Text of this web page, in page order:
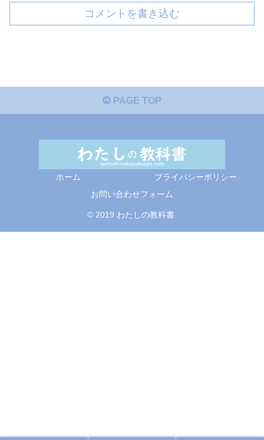
コメントを書き込む
PAGE TOP
ホーム
プライバシーポリシー
お問い合わせフォーム
© 2019 わたしの教科書.